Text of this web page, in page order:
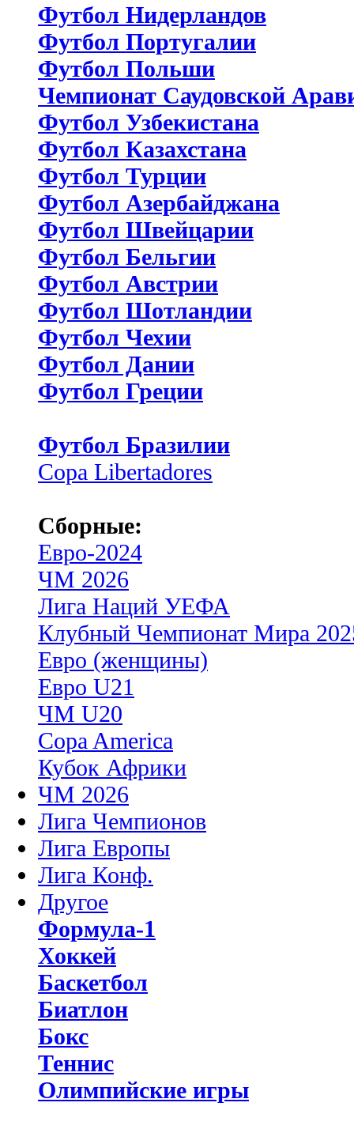
Футбол Нидерландов
Футбол Португалии
Футбол Польши
Чемпионат Саудовской
Футбол Узбекистана
Футбол Казахстана
Футбол Турции
Футбол Азербайджана
Футбол Швейцарии
Футбол Бельгии
Футбол Австрии
Футбол Шотландии
Футбол Чехии
Футбол Дании
Футбол Греции
Футбол Бразилии
Copa Libertadores
Сборные:
Евро-2024
ЧМ 2026
Лига Наций УЕФА
Клубный Чемпионат Мира
Евро (женщины)
Евро U21
ЧМ U20
Copa America
Кубок Африки
ЧМ 2026
Лига Чемпионов
Лига Европы
Лига Конф.
Другое
Формула-1
Хоккей
Баскетбол
Биатлон
Бокс
Теннис
Олимпийские игры